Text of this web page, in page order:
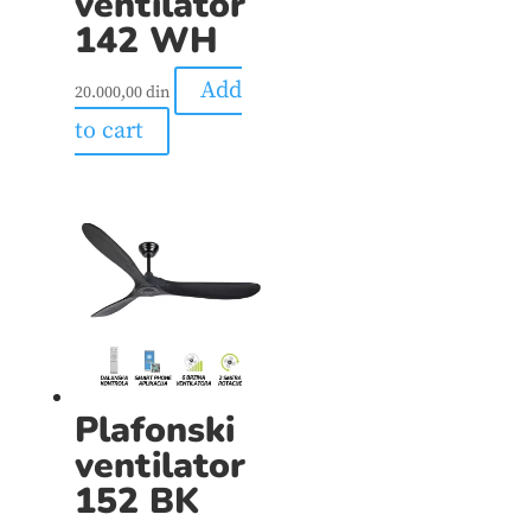
142 WH
20.000,00din
Add
to cart
Plafonski
ventilator
152 BK